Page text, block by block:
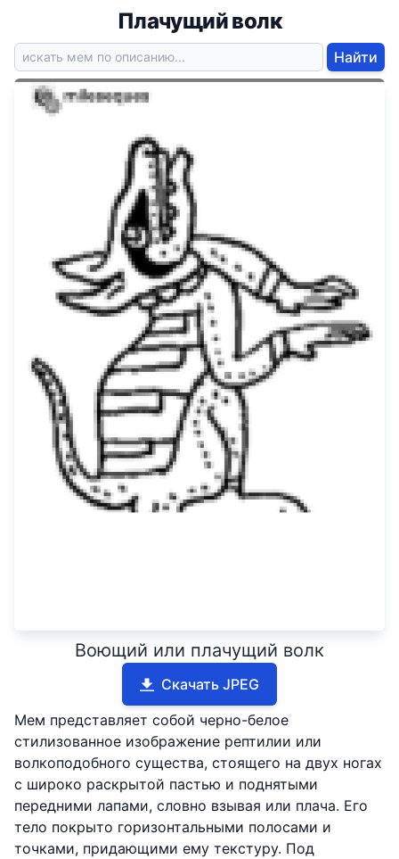
Плачущий волк
Найти
Воющий или плачущий волк
Скачать JPEG
Мем представляет собой черно-белое
стилизованное изображение рептилии или
волкоподобного существа, стоящего на двух ногах
с широко раскрытой пастью и поднятыми
передними лапами, словно взывая или плача. Его
тело покрыто горизонтальными полосами и
точками, придающими ему текстуру. Под